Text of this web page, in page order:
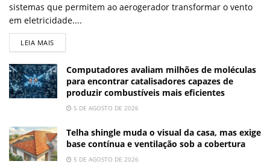
sistemas que permitem ao aerogerador transformar o vento
em eletricidade....
LEIA MAIS
Computadores avaliam milhões de moléculas
para encontrar catalisadores capazes de
produzir combustíveis mais eficientes
5 DE AGOSTO DE 2026
Telha shingle muda o visual da casa, mas exige
base contínua e ventilação sob a cobertura
5 DE AGOSTO DE 2026